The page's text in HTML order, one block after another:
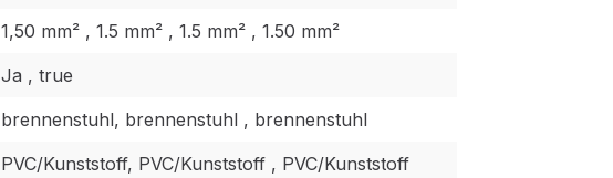
1,50 mm² , 1.5 mm² , 1.5 mm² , 1.50 mm²
Ja , true
brennenstuhl, brennenstuhl , brennenstuhl
PVC/Kunststoff, PVC/Kunststoff , PVC/Kunststoff